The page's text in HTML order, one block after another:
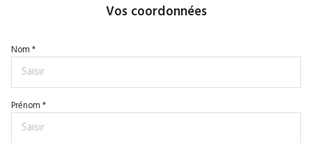
Vos coordonnées
Nom *
Prénom *